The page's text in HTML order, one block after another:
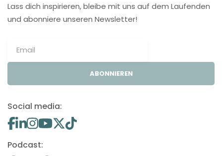
Lass dich inspirieren, bleibe mit uns auf dem Laufenden
und abonniere unseren Newsletter!
ABONNIEREN
Social media:
Podcast: